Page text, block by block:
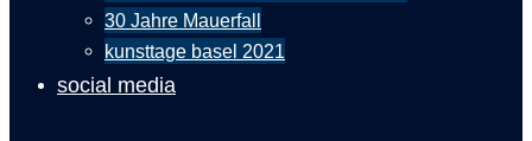
30 Jahre Mauerfall
kunsttage basel 2021
social media